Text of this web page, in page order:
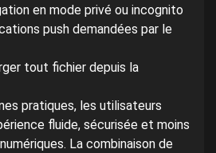
en mode privé ou incognito
push demandées par le
tout fichier depuis la
pratiques, les utilisateurs
fluide, sécurisée et moins
La combinaison de